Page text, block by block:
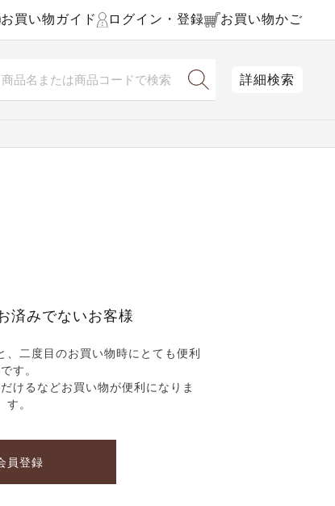
お買い物ガイド ログイン・登録 お買い物かご
詳細検索
済みでないお客様
二度目のお買い物時にとても便利
です。
けるなどお買い物が便利になりま
す。
員登録